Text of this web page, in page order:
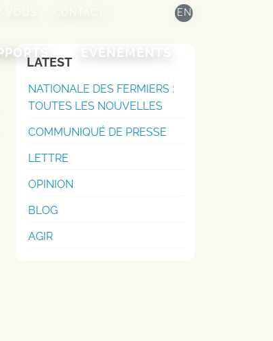
VOUS EN
ÉVÉNEMENTS
LATEST
NATIONALE DES FERMIERS :
TOUTES LES NOUVELLES
COMMUNIQUÉ DE PRESSE
LETTRE
OPINION
BLOG
AGIR